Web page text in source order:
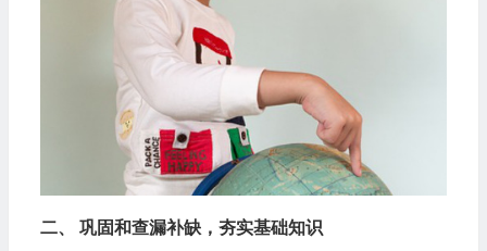
二、 巩固和查漏补缺，夯实基础知识